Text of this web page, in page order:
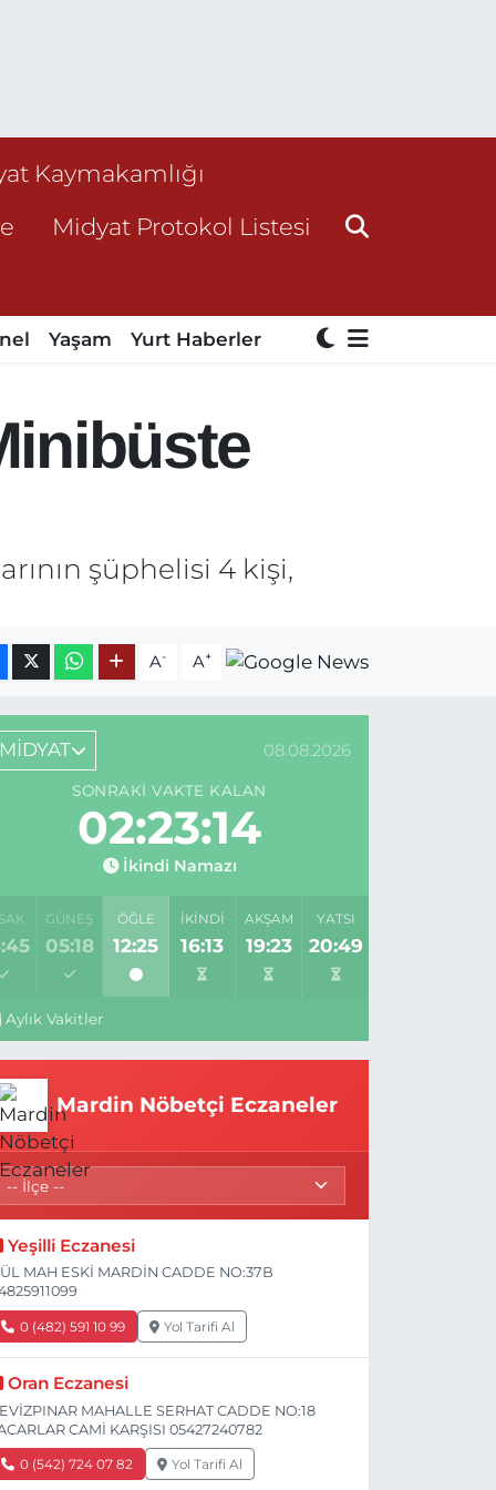
Kaymakamlığı
Midyat Protokol Listesi
Yaşam Yurt Haberler
şüphelisi 4 kişi,
A- A+
MİDYAT 08.08.2026
SONRAKI VAKTE KALAN
02:23:14
İkindi Namazı
GÜNEŞ
05:18
ÖĞLE
12:25
İKINDI
16:13
AKŞAM
19:23
YATSI
20:49
Aylık Vakitler
Mardin Nöbetçi Eczaneler
Yeşilli Eczanesi
MAH ESKİ MARDİN CADDE NO:37B
0 (482) 591 10 99 Yol Tarifi Al
Oran Eczanesi
MAHALLE SERHAT CADDE NO:18
CAMİ KARŞISI 05427240782
0 (542) 724 07 82 Yol Tarifi Al